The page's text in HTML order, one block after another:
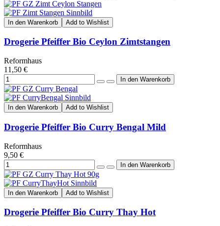
In den Warenkorb Add to Wishlist
Drogerie Pfeiffer Bio Ceylon Zimtstangen
Reformhaus
11,50 €
In den Warenkorb Add to Wishlist
Drogerie Pfeiffer Bio Curry Bengal Mild
Reformhaus
9,50 €
In den Warenkorb Add to Wishlist
Drogerie Pfeiffer Bio Curry Thay Hot